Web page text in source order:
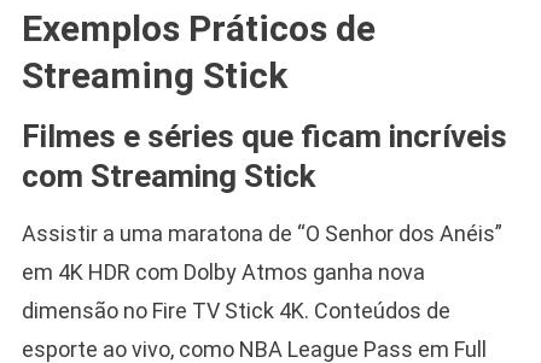
Exemplos Práticos de
Streaming Stick
Filmes e séries que ficam incríveis
com Streaming Stick
Assistir a uma maratona de “O Senhor dos Anéis”
em 4K HDR com Dolby Atmos ganha nova
dimensão no Fire TV Stick 4K. Conteúdos de
esporte ao vivo, como NBA League Pass em Full